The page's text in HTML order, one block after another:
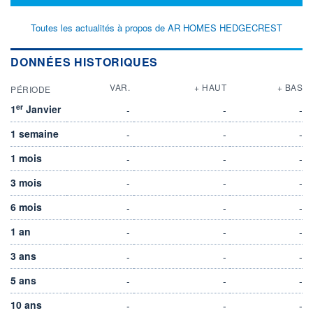
Toutes les actualités à propos de AR HOMES HEDGECREST
DONNÉES HISTORIQUES
PÉRIODE VAR. + HAUT + BAS
1er Janvier - -
-
1 semaine
- -
-
1 mois
- -
-
3 mois
- -
-
6 mois
- -
-
1 an
- -
-
3 ans
- -
-
5 ans
- -
-
10 ans
- -
-